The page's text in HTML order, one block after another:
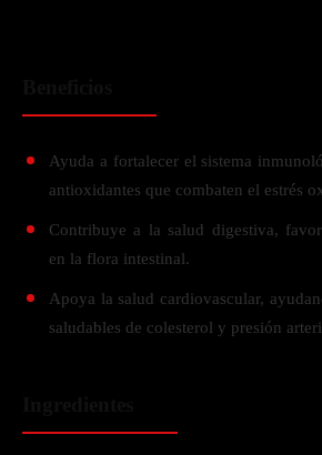
Ayuda a fortalecer el sistema
antioxidantes que combaten el estrés
Contribuye a la salud digestiva,
en la flora intestinal.
Apoya la salud cardiovascular,
saludables de colesterol y presión